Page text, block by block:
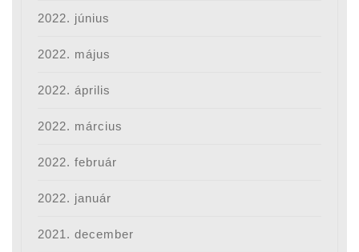
2022. június
2022. május
2022. április
2022. március
2022. február
2022. január
2021. december